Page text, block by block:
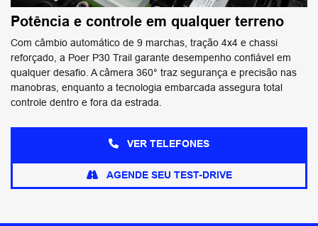
Potência e controle em qualquer terreno
Com câmbio automático de 9 marchas, tração 4x4 e chassi
reforçado, a Poer P30 Trail garante desempenho confiável em
qualquer desafio. A câmera 360° traz segurança e precisão nas
manobras, enquanto a tecnologia embarcada assegura total
controle dentro e fora da estrada.
VER TELEFONES
AGENDE SEU TEST-DRIVE